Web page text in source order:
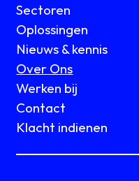
Sectoren
Oplossingen
Nieuws & kennis
Over Ons
Werken bij
Contact
Klacht indienen